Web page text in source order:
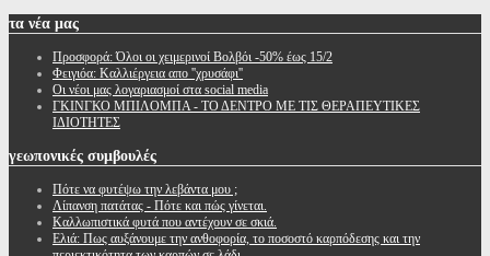
τα νέα μας
Προσφορά: Όλοι οι χειμερινοί Βολβόι -50% έως 15/2
Φειγιόα: Καλλιέργεια απο ''χρυσάφι''
Oι νέοι μας λογαριασμοί στα social media
ΓΚΙΝΓΚΟ ΜΠΙΛΟΜΠΑ - ΤΟ ΔΕΝΤΡΟ ΜΕ ΤΙΣ ΘΕΡΑΠΕΥΤΙΚΕΣ
ΙΔΙΟΤΗΤΕΣ
γεωπονικές συμβουλές
Πότε να φυτέψω την λεβάντα μου ;
Λίπανση πατάτας - Πότε και πώς γίνεται.
Καλλωπιστικά φυτά που αντέχουν σε σκιά.
Ελιά: Πως αυξάνουμε την ανθοφορία, το ποσοστό καρπόδεσης και την